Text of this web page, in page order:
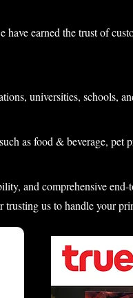
have earned the trust of
universities, schools,
as food & beverage, pet
and comprehensive
us to handle your